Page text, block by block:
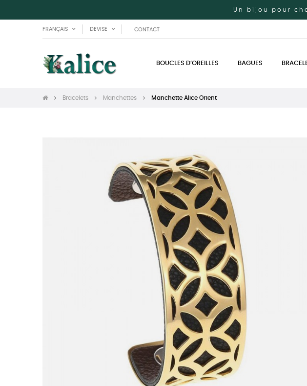
Un bijou pour
FRANÇAIS DEVISE CONTACT
BOUCLES D’OREILLES BAGUES
Bracelets Manchettes Manchette Alice Orient